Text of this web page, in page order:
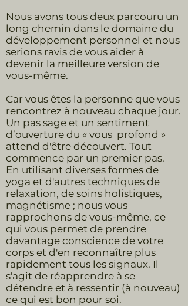
Nous avons tous deux parcouru un
long chemin dans le domaine du
développement personnel et nous
serions ravis de vous aider à
devenir la meilleure version de
vous-même.
Car vous êtes la personne que vous
rencontrez à nouveau chaque jour.
Un pas sage et un sentiment
d’ouverture du « vous profond »
attend d'être découvert. Tout
commence par un premier pas.
En utilisant diverses formes de
yoga et d'autres techniques de
relaxation, de soins holistiques,
magnétisme ; nous vous
rapprochons de vous-même, ce
qui vous permet de prendre
davantage conscience de votre
corps et d'en reconnaître plus
rapidement tous les signaux. Il
s'agit de réapprendre à se
détendre et à ressentir (à nouveau)
ce qui est bon pour soi.